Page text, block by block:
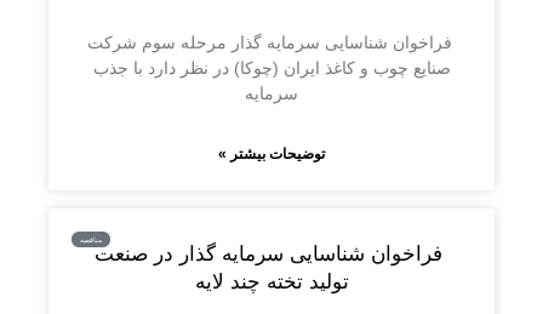
️ فراخوان شناسایی سرمایه گذار مرحله سوم شركت
صنايع چوب و كاغذ ايران (چوكا) در نظر دارد با جذب
سرمايه
توضیحات بیشتر »
مناقصه
️ فراخوان شناسایی سرمایه گذار در صنعت
تولید تخته چند لایه